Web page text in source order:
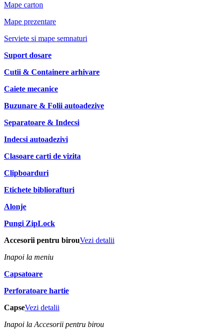
Mape carton
Mape prezentare
Serviete si mape semnaturi
Suport dosare
Cutii & Containere arhivare
Caiete mecanice
Buzunare & Folii autoadezive
Separatoare & Indecsi
Indecsi autoadezivi
Clasoare carti de vizita
Clipboarduri
Etichete bibliorafturi
Alonje
Pungi ZipLock
Accesorii pentru birouVezi detalii
Inapoi la meniu
Capsatoare
Perforatoare hartie
CapseVezi detalii
Inapoi la Accesorii pentru birou